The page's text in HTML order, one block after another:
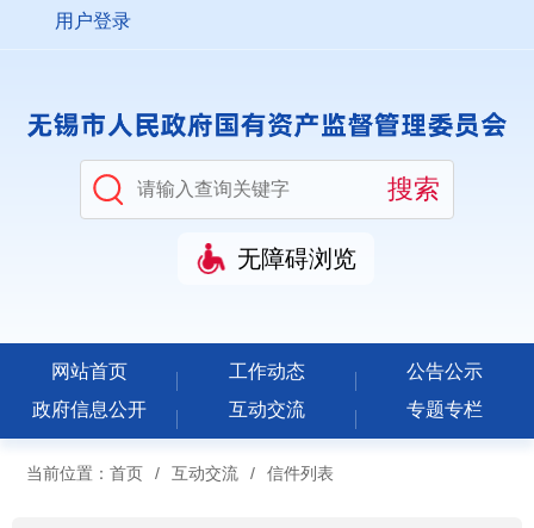
用户登录
无障碍浏览
网站首页 工作动态
公告公示
政府信息公开
互动交流 专题专栏
当前位置： 首页 / 互动交流 / 信件列表